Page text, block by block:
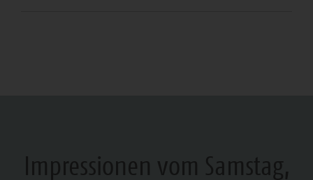
Impressionen vom Samstag,